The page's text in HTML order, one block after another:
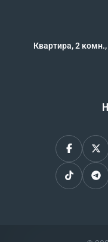
Квартира, 2